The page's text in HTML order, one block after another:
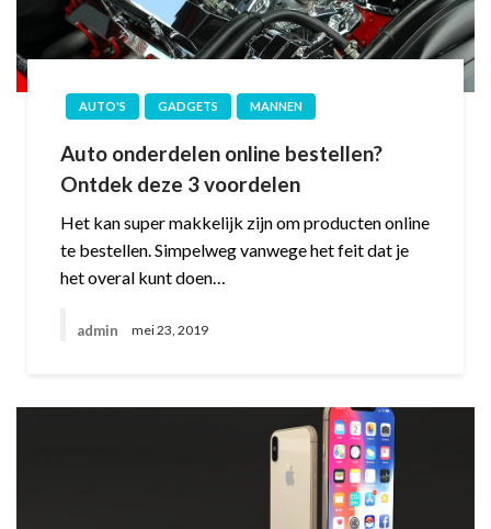
AUTO'S GADGETS MANNEN
Auto onderdelen online bestellen?
Ontdek deze 3 voordelen
Het kan super makkelijk zijn om producten online
te bestellen. Simpelweg vanwege het feit dat je
het overal kunt doen…
admin mei 23, 2019